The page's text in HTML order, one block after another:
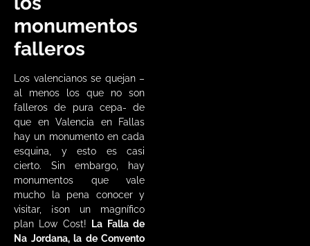
monumentos
falleros
Los valencianos se quejan –
al menos los que no son
falleros de pura cepa- de
que en Valencia en Fallas
hay un monumento en cada
esquina, y esto es casi
cierto. Sin embargo, hay
monumentos que vale
mucho la pena conocer y
visitar, ¡son un magnífico
plan Low Cost!
La Falla de
Na Jordana, la de Convento